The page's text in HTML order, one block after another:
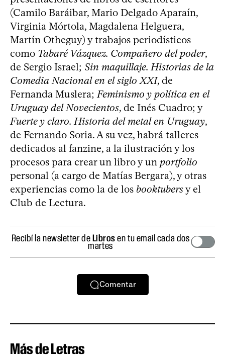
(Camilo Baráibar, Mario Delgado Aparaín,
Virginia Mórtola, Magdalena Helguera,
Martín Otheguy) y trabajos periodísticos
como Tabaré Vázquez. Compañero del poder,
de Sergio Israel; Sin maquillaje. Historias de la
Comedia Nacional en el siglo XXI, de
Fernanda Muslera; Feminismo y política en el
Uruguay del Novecientos, de Inés Cuadro; y
Fuerte y claro. Historia del metal en Uruguay,
de Fernando Soria. A su vez, habrá talleres
dedicados al fanzine, a la ilustración y los
procesos para crear un libro y un portfolio
personal (a cargo de Matías Bergara), y otras
experiencias como la de los booktubersy el
Club de Lectura.
Recibí la newsletter deLibrosen tu email cada dos
martes
Comentar
Más de Letras